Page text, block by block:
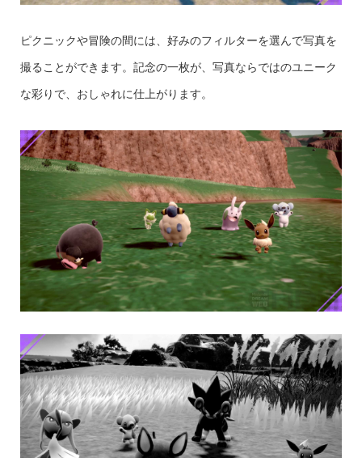
ピクニックや冒険の間には、好みのフィルターを選んで写真を
撮ることができます。記念の一枚が、写真ならではのユニーク
な彩りで、おしゃれに仕上がります。